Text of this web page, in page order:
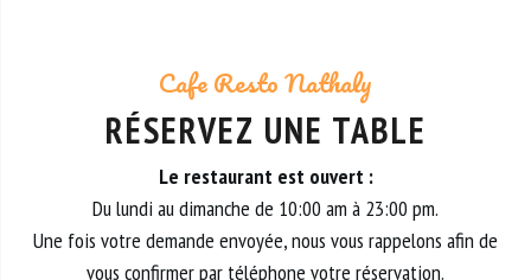
Cafe Resto Nathaly
RÉSERVEZ UNE TABLE
Le restaurant est ouvert :
Du lundi au dimanche de 10:00 am à 23:00 pm.
Une fois votre demande envoyée, nous vous rappelons afin de
vous confirmer par téléphone votre réservation.